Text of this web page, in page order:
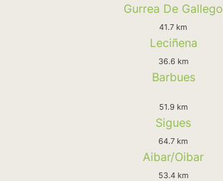
Gurrea De Gallego
41.7 km
Leciñena
36.6 km
Barbues
51.9 km
Sigues
64.7 km
Aibar/Oibar
53.4 km